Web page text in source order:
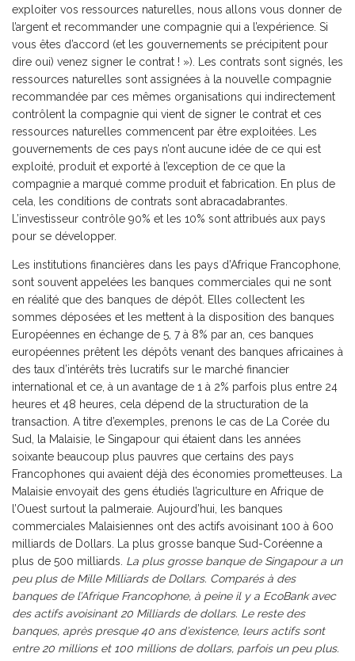
exploiter vos ressources naturelles, nous allons vous donner de
l’argent et recommander une compagnie qui a l’expérience. Si
vous êtes d’accord (et les gouvernements se précipitent pour
dire oui) venez signer le contrat ! »). Les contrats sont signés, les
ressources naturelles sont assignées à la nouvelle compagnie
recommandée par ces mêmes organisations qui indirectement
contrôlent la compagnie qui vient de signer le contrat et ces
ressources naturelles commencent par être exploitées. Les
gouvernements de ces pays n’ont aucune idée de ce qui est
exploité, produit et exporté à l’exception de ce que la
compagnie a marqué comme produit et fabrication. En plus de
cela, les conditions de contrats sont abracadabrantes.
L’investisseur contrôle 90% et les 10% sont attribués aux pays
pour se développer.
Les institutions financières dans les pays d’Afrique Francophone,
sont souvent appelées les banques commerciales qui ne sont
en réalité que des banques de dépôt. Elles collectent les
sommes déposées et les mettent à la disposition des banques
Européennes en échange de 5, 7 à 8% par an, ces banques
européennes prêtent les dépôts venant des banques africaines à
des taux d’intérêts très lucratifs sur le marché financier
international et ce, à un avantage de 1 à 2% parfois plus entre 24
heures et 48 heures, cela dépend de la structuration de la
transaction. A titre d’exemples, prenons le cas de La Corée du
Sud, la Malaisie, le Singapour qui étaient dans les années
soixante beaucoup plus pauvres que certains des pays
Francophones qui avaient déjà des économies prometteuses. La
Malaisie envoyait des gens étudiés l’agriculture en Afrique de
l’Ouest surtout la palmeraie. Aujourd’hui, les banques
commerciales Malaisiennes ont des actifs avoisinant 100 à 600
milliards de Dollars. La plus grosse banque Sud-Coréenne a
plus de 500 milliards. La plus grosse banque de Singapour a un
peu plus de Mille Milliards de Dollars. Comparés à des
banques de l’Afrique Francophone, à peine il y a EcoBank avec
des actifs avoisinant 20 Milliards de dollars. Le reste des
banques, après presque 40 ans d’existence, leurs actifs sont
entre 20 millions et 100 millions de dollars, parfois un peu plus.